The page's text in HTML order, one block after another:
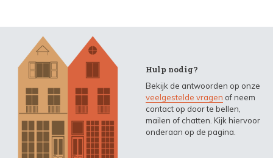
Hulp nodig?
Bekijk de antwoorden op onze
veelgestelde vragen of neem
contact op door te bellen,
mailen of chatten. Kijk hiervoor
onderaan op de pagina.